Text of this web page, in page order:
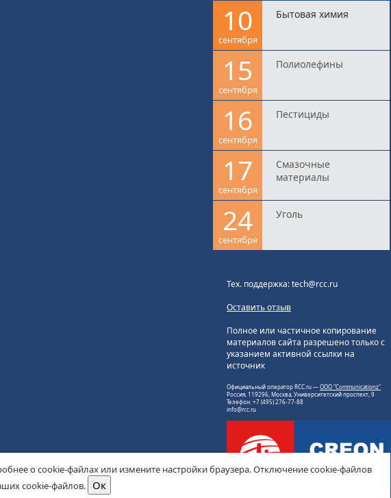
10
сентября
Бытовая химия
15
сентября
Полиолефины
16
сентября
Пестициды
17
сентября
Смазочные
материалы
24
сентября
Уголь
Тех. поддержка: tech@rcc.ru
Оставить отзыв
Полное или частичное копирование
материалов сайта разрешено только с
указанием активной ссылки на
источник
Официальный оператор RCC.ru —ООО "Communicationz"
Россия, 119296, Москва, Университетский проспект, 9
Телефон: +7 (495) 276-77-88
info@rcc.ru
о cookie-файлах или измените настройки браузера. Отключение cookie-файлов
cookie-файлов.